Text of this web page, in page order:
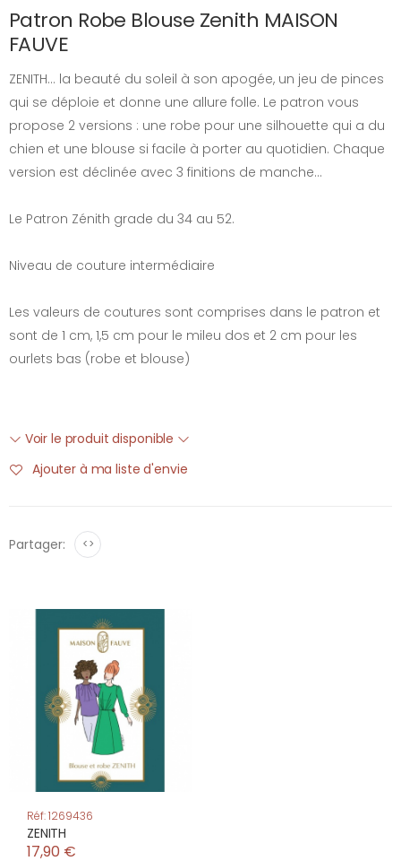
Patron Robe Blouse Zenith MAISON
FAUVE
ZENITH… la beauté du soleil à son apogée, un jeu de pinces
qui se déploie et donne une allure folle. Le patron vous
propose 2 versions : une robe pour une silhouette qui a du
chien et une blouse si facile à porter au quotidien. Chaque
version est déclinée avec 3 finitions de manche…
Le Patron Zénith grade du 34 au 52.
Niveau de couture intermédiaire
Les valeurs de coutures sont comprises dans le patron et
sont de 1 cm, 1,5 cm pour le mileu dos et 2 cm pour les
ourlets bas (robe et blouse)
Voir le produit disponible
Ajouter à ma liste d'envie
Partager: <>
Réf: 1269436
ZENITH
17,90 €